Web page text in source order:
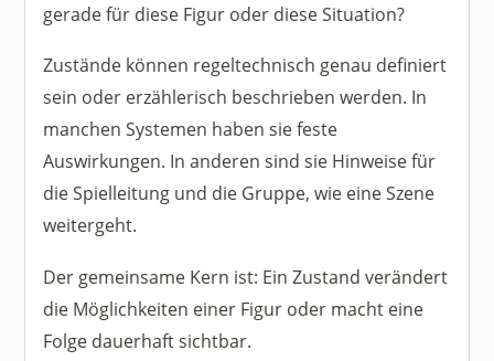
gerade für diese Figur oder diese Situation?
Zustände können regeltechnisch genau definiert
sein oder erzählerisch beschrieben werden. In
manchen Systemen haben sie feste
Auswirkungen. In anderen sind sie Hinweise für
die Spielleitung und die Gruppe, wie eine Szene
weitergeht.
Der gemeinsame Kern ist: Ein Zustand verändert
die Möglichkeiten einer Figur oder macht eine
Folge dauerhaft sichtbar.